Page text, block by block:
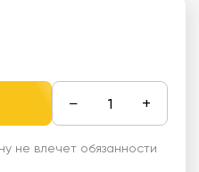
− +
не влечет обязанности